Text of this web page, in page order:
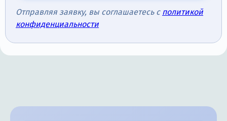
Отправляя заявку, вы соглашаетесь с политикой
конфиденциальности